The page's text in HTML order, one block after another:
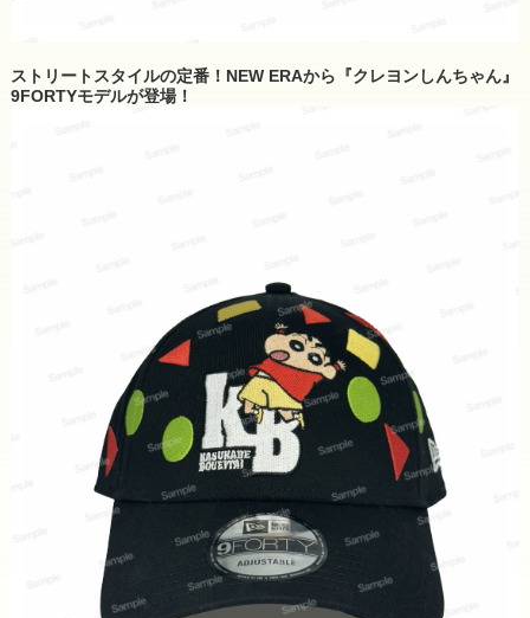
ストリートスタイルの定番！NEW ERAから『クレヨンしんちゃん』
9FORTYモデルが登場！